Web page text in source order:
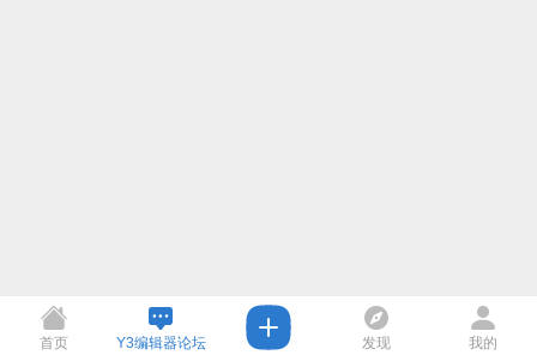
首页 Y3编辑器论坛 发现 我的